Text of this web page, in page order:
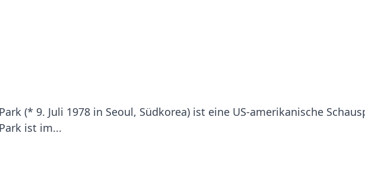
(* 9. Juli 1978 in Seoul, Südkorea) ist eine US-amerikanische
ist im...